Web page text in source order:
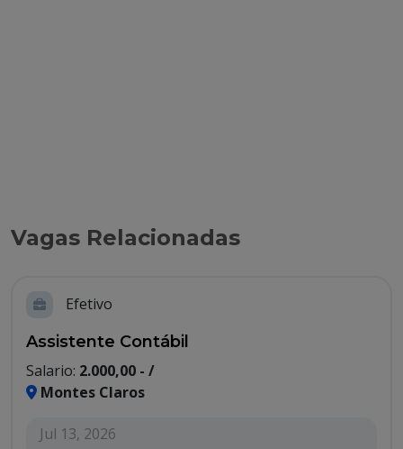
Vagas Relacionadas
Efetivo
Assistente Contábil
Salario: 2.000,00 - /
Montes Claros
Jul 13, 2026